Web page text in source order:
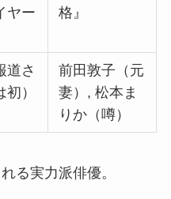
ヤー
格』
道さ
）
前田敦子（元
妻）, 松本ま
りか（噂）
る実力派俳優。